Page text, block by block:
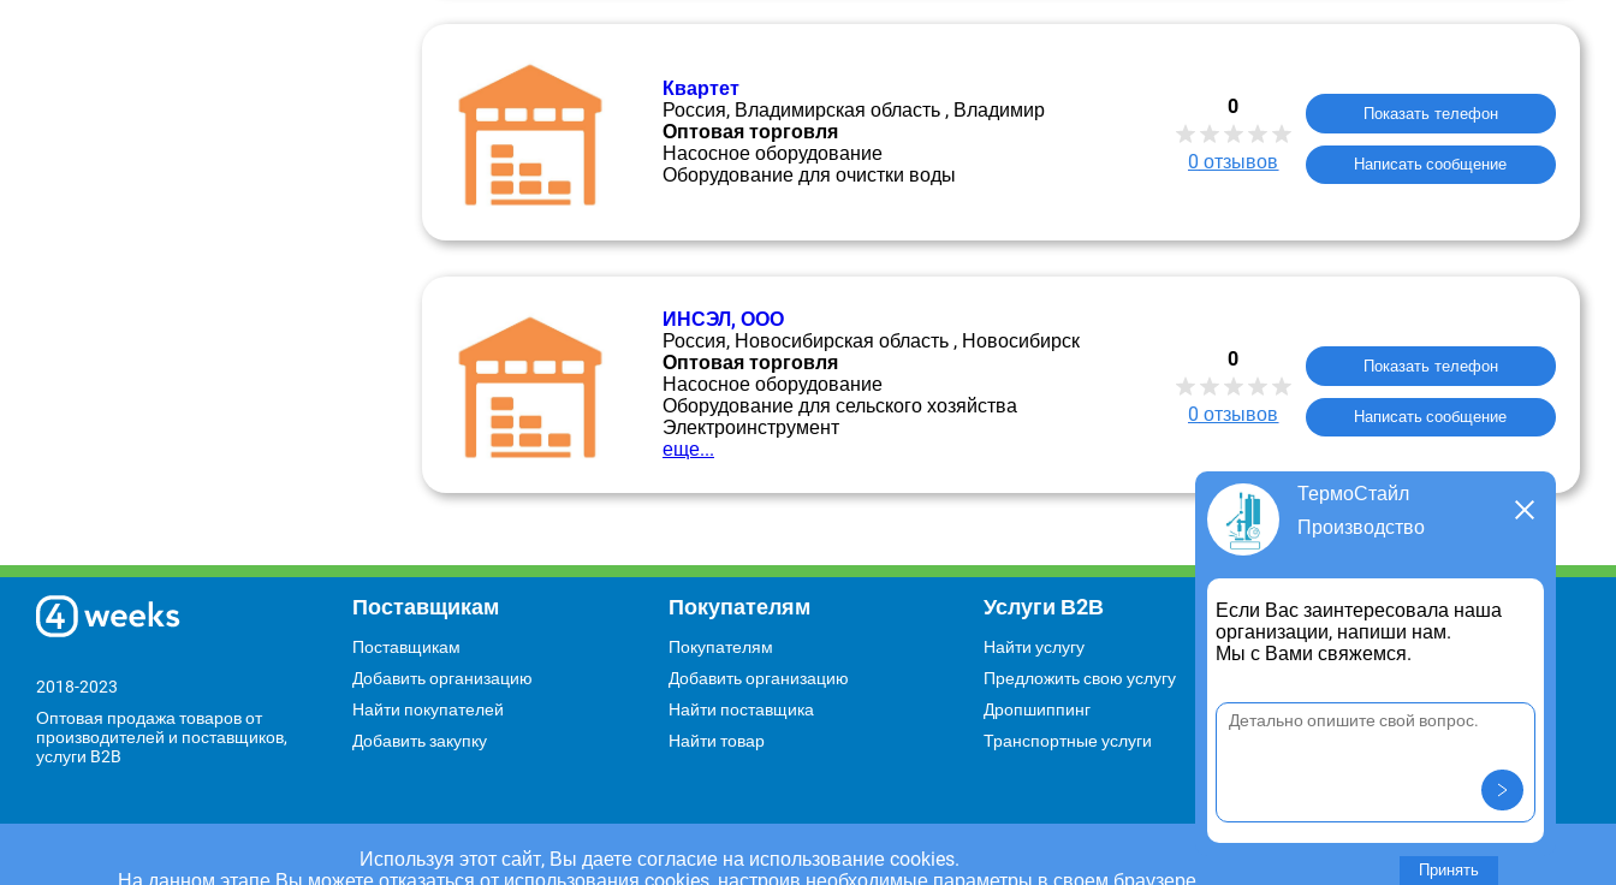
Квартет
Россия, Владимирская область , Владимир
Оптовая торговля
Насосное оборудование
Оборудование для очистки воды
0
0 отзывов
Показать телефон
Написать сообщение
ИНСЭЛ, ООО
Россия, Новосибирская область , Новосибирск
Оптовая торговля
Насосное оборудование
Оборудование для сельского хозяйства
Электроинструмент
еще...
0
0 отзывов
Показать телефон
Написать сообщение
ТермоСтайл
Производство
Если Вас заинтересовала наша
организации, напиши нам.
Мы с Вами свяжемся.
Используя этот сайт, Вы даете согласие на использование cookies.
На данном этапе Вы можете отказаться от использования cookies, настроив необходимые параметры в своем браузере.
Принять
2018-2023
Оптовая продажа товаров от
производителей и поставщиков,
услуги B2B
Поставщикам
Поставщикам
Добавить организацию
Найти покупателей
Добавить закупку
Покупателям
Покупателям
Добавить организацию
Найти поставщика
Найти товар
Услуги В2В
Найти услугу
Предложить свою услугу
Дропшиппинг
Транспортные услуги
Информация
Для чего существует портал
Правило cookie
предложение